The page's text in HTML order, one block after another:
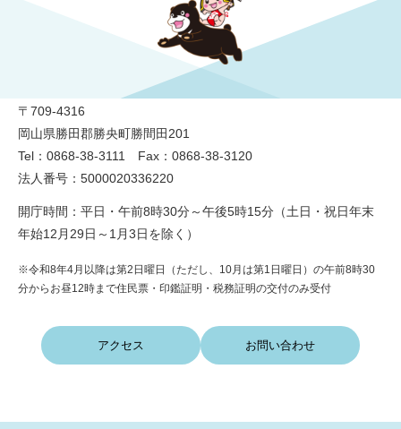
〒709-4316
岡山県勝田郡勝央町勝間田201
Tel：0868-38-3111 Fax：0868-38-3120
法人番号：5000020336220
開庁時間：平日・午前8時30分～午後5時15分（土日・祝日年末
年始12月29日～1月3日を除く）
※令和8年4月以降は第2日曜日（ただし、10月は第1日曜日）の午前8時30
分からお昼12時まで住民票・印鑑証明・税務証明の交付のみ受付
アクセス お問い合わせ